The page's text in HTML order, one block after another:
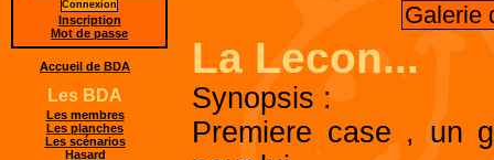
Galerie
La Lecon...
Synopsis :
Premiere case , un
Inscription
Mot de passe
Accueil de BDA
Les BDA
Les membres
Les planches
Les scénarios
Hasard